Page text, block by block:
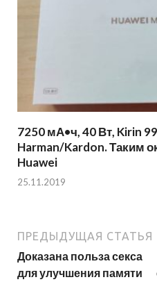
7250 мА•ч, 40 Вт, Kirin
Harman/Kardon. Таким
Huawei
25.11.2019
ПРЕДЫДУЩАЯ СТАТЬЯ
Доказана польза секса
для улучшения памяти